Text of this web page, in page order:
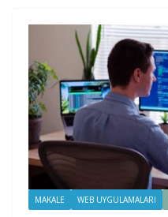
MAKALE WEB UYGULAMALARI